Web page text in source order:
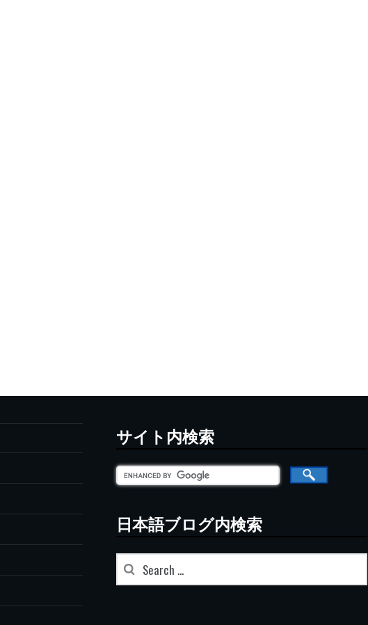
サイト内検索
日本語ブログ内検索